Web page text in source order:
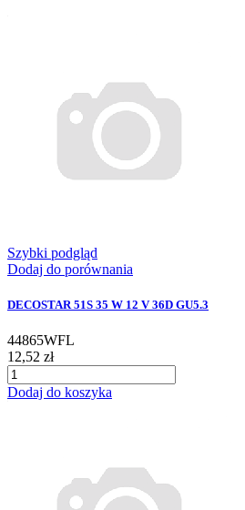
Szybki podgląd
Dodaj do porównania
DECOSTAR 51S 35 W 12 V 36D GU5.3
44865WFL
12,52 zł
Dodaj do koszyka